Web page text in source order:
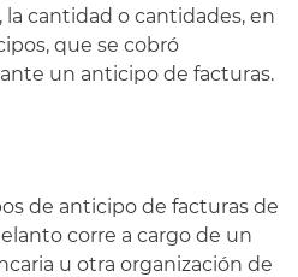
cantidad o cantidades, en
que se cobró
un anticipo de facturas.
de anticipo de facturas de
corre a cargo de un
u otra organización de